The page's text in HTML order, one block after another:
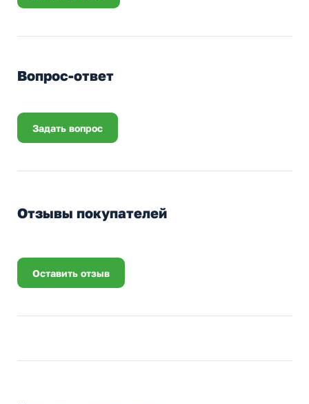
Вопрос-ответ
Задать вопрос
Отзывы покупателей
Оставить отзыв